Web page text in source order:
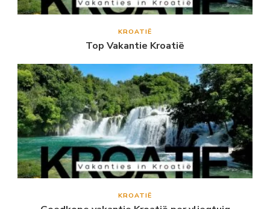
KROATIË
Top Vakantie Kroatië
KROATIË